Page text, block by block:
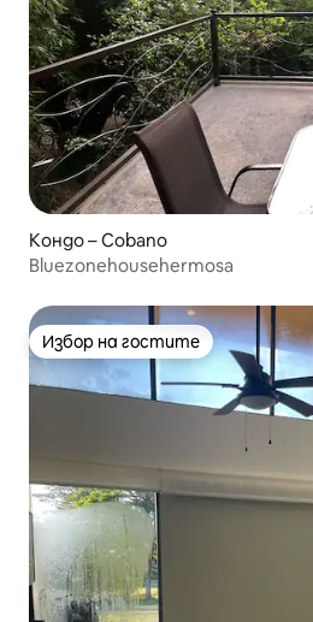
Кондо – Cobano
Bluezonehousehermosa
Избор на гостите
Избор на гостите